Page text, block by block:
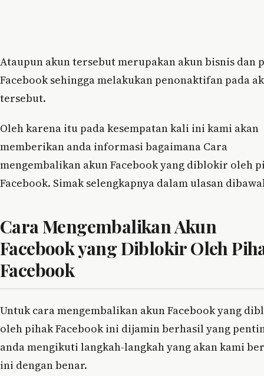
Ataupun akun tersebut merupakan akun bisnis dan
Facebook sehingga melakukan penonaktifan pada
tersebut.
Oleh karena itu pada kesempatan kali ini kami akan
memberikan anda informasi bagaimana Cara
mengembalikan akun Facebook yang diblokir oleh
Facebook. Simak selengkapnya dalam ulasan
Cara Mengembalikan Akun
Facebook yang Diblokir Oleh
Facebook
Untuk cara mengembalikan akun Facebook yang
oleh pihak Facebook ini dijamin berhasil yang
anda mengikuti langkah-langkah yang akan kami
ini dengan benar.